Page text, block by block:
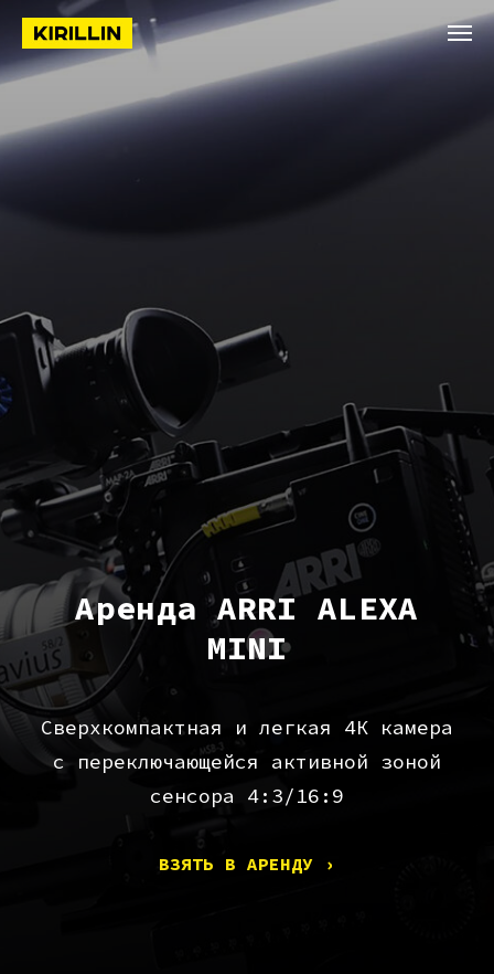
Аренда ARRI ALEXA
MINI
Сверхкомпактная и легкая 4К камера
с переключающейся активной зоной
сенсора 4:3/16:9
ВЗЯТЬ В АРЕНДУ ›